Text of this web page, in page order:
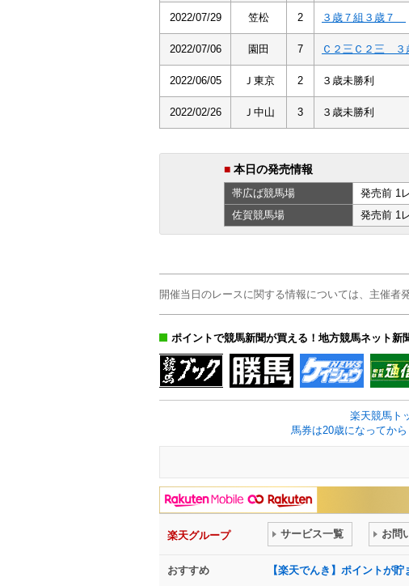
2022/07/29 笠松 2 ３歳７組３歳７
2022/07/06 園田 7 Ｃ２三Ｃ２三 ３
2022/06/05 Ｊ東京 2 ３歳未勝利
2022/02/26 Ｊ中山 3 ３歳未勝利
■ 本日の発売情報
帯広ば競馬場 発売前 1
佐賀競馬場 発売前 1
開催当日のレースに関する情報については、主催者
ポイントで競馬新聞が買える！地方競馬ネット新
楽天競馬ト
馬券は20歳になってか
楽天グループ サービス一覧 お問
おすすめ 【楽天でんき】ポイントが